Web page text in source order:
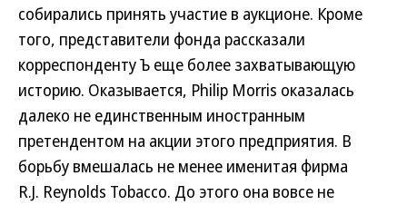
собирались принять участие в аукционе. Кроме
того, представители фонда рассказали
корреспонденту Ъ еще более захватывающую
историю. Оказывается, Philip Morris оказалась
далеко не единственным иностранным
претендентом на акции этого предприятия. В
борьбу вмешалась не менее именитая фирма
R.J. Reynolds Tobacco. До этого она вовсе не